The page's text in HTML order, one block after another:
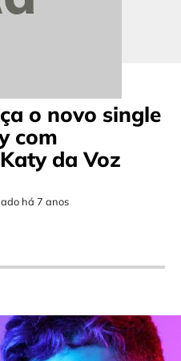
o novo single
com
da Voz
há 7 anos